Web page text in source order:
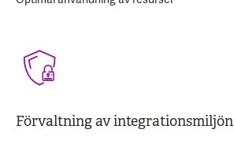
Förvaltning av integrationsmiljön